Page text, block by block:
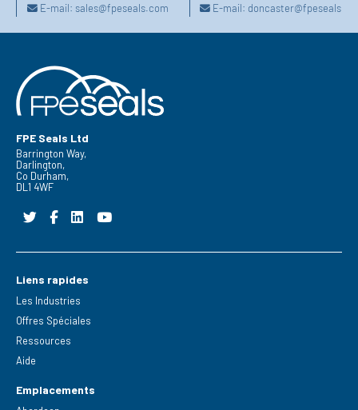
E-mail: sales@fpeseals.com
E-mail:
FPE Seals Ltd
Barrington Way,
Darlington,
Co Durham,
DL1 4WF
Liens rapides
Les Industries
Offres Spéciales
Ressources
Aide
Emplacements